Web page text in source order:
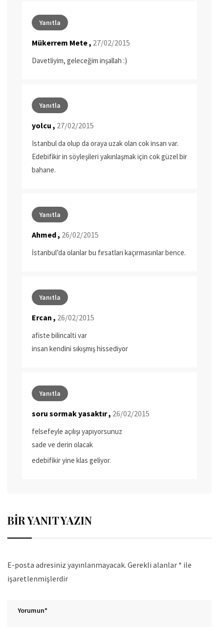
Yanıtla
Mükerrem Mete , 27/02/2015
Davetliyim, geleceğim inşallah :)
Yanıtla
yolcu , 27/02/2015
Istanbul da olup da oraya uzak olan cok insan var.
Edebifikir in söyleşileri yakınlaşmak için cok güzel bir
bahane.
Yanıtla
Ahmed , 26/02/2015
İstanbul’da olanlar bu fırsatları kaçırmasınlar bence.
Yanıtla
Ercan , 26/02/2015
afiste bilincalti var
insan kendini sıkışmış hissediyor
Yanıtla
soru sormak yasaktır , 26/02/2015
felsefeyle açılışı yapıyorsunuz
sade ve derin olacak
edebifikir yine klas geliyor.
BIR YANIT YAZIN
E-posta adresiniz yayınlanmayacak. Gerekli alanlar * ile
işaretlenmişlerdir